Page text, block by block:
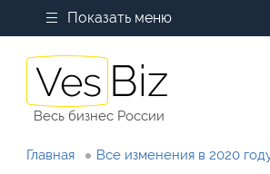
Показать меню
Весь бизнес России
Главная Все изменения в 2020